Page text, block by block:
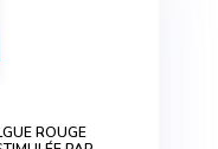
ROUGE